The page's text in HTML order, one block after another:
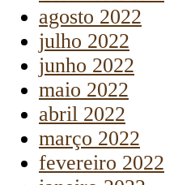
agosto 2022
julho 2022
junho 2022
maio 2022
abril 2022
março 2022
fevereiro 2022